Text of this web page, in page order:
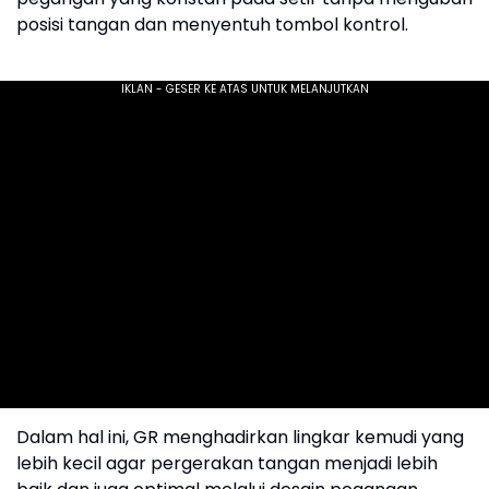
posisi tangan dan menyentuh tombol kontrol.
Dalam hal ini, GR menghadirkan lingkar kemudi yang
lebih kecil agar pergerakan tangan menjadi lebih